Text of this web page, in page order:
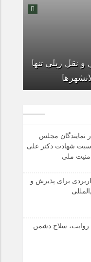
نقل ریلی تنها
با مشکلات
نمایندگان مجلس
شهادت دکتر علی
ملی
برای پذیرش و
روایت، سلاح دشمن